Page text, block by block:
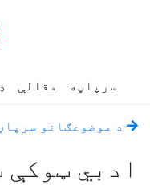
سرپاڼه مقالې
د موضوعګانو
ادبي ټوکې